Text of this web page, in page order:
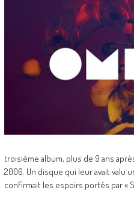
troisième album, plus de 9 ans
2006. Un disque qui leur avait valu
confirmait les espoirs portés par «